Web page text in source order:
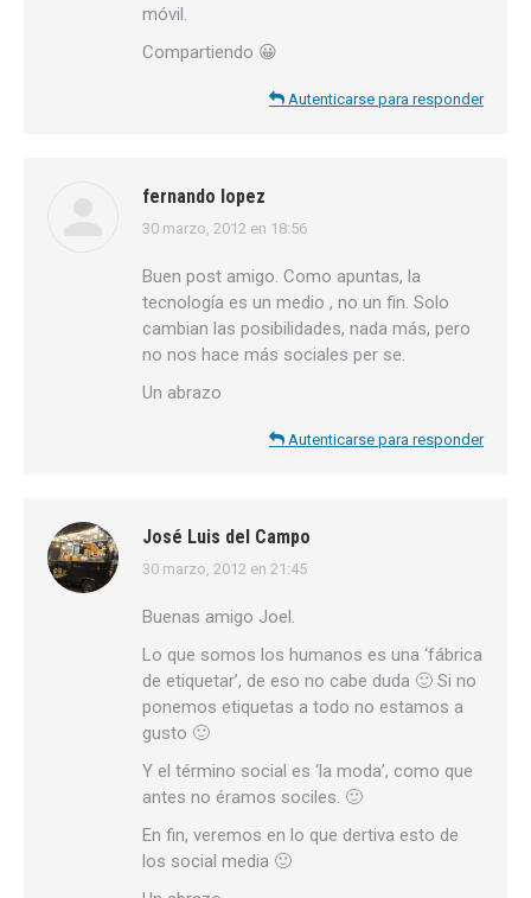
móvil.
Compartiendo 😀
Autenticarse para responder
fernando lopez
dice:
30 marzo, 2012 en 18:56
Buen post amigo. Como apuntas, la
tecnología es un medio , no un fin. Solo
cambian las posibilidades, nada más, pero
no nos hace más sociales per se.
Un abrazo
Autenticarse para responder
José Luis del Campo
dice:
30 marzo, 2012 en 21:45
Buenas amigo Joel.
Lo que somos los humanos es una ‘fábrica
de etiquetar’, de eso no cabe duda 🙂 Si no
ponemos etiquetas a todo no estamos a
gusto 🙂
Y el término social es ‘la moda’, como que
antes no éramos sociles. 🙂
En fin, veremos en lo que dertiva esto de
los social media 🙂